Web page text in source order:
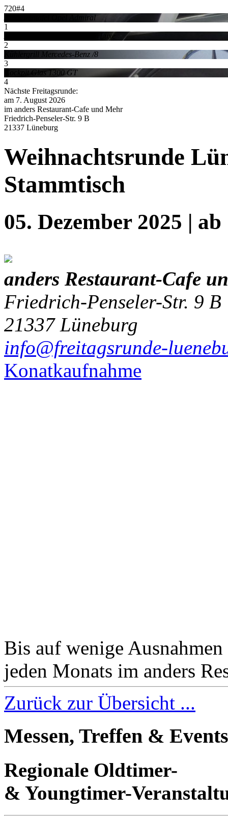
720#4
Amaturentafel Opel Admiral
1
Armaturentafel DAF66 SuperLuxe
2
Kühlergrill Mercedes-Benz /8
3
Cockpit Glas 1300 GT
4
Nächste Freitagsrunde:
am 7. August 2026
im anders Restaurant-Cafe und Mehr
Friedrich-Penseler-Str. 9 B
21337 Lüneburg
Weihnachtsrunde
Stammtisch
05. Dezember 2025 | ab
anders Restaurant-Cafe
Friedrich-Penseler-Str. 9 B
21337 Lüneburg
info@freitagsrunde-
Konatkaufnahme
Bis auf wenige
jeden Monats im anders
Zurück zur Übersicht ...
Messen, Treffen & Events
Regionale Oldtimer-
& Youngtimer-